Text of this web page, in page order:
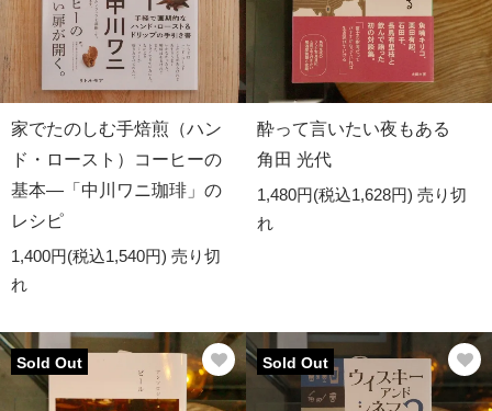
家でたのしむ手焙煎（ハン
ド・ロースト）コーヒーの
基本―「中川ワニ珈琲」の
レシピ
1,400円(税込1,540円) 売り切
れ
酔って言いたい夜もある
角田 光代
1,480円(税込1,628円) 売り切
れ
Sold Out Sold Out